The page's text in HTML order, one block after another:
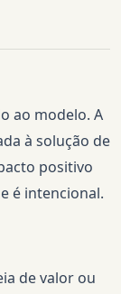
ao modelo. A
à solução de
positivo
é intencional.
de valor ou